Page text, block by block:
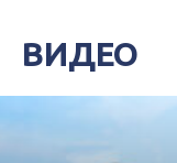
ВИДЕО